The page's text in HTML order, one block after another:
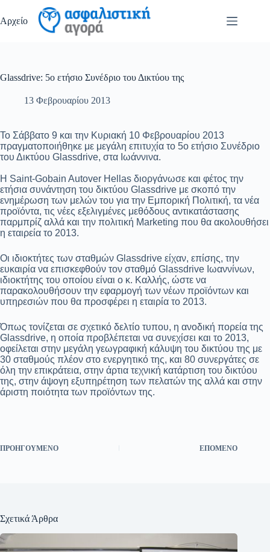
στο
περιεχόμενο
Αρχείο
Glassdrive: 5ο ετήσιο Συνέδριο του Δικτύου της
13 Φεβρουαρίου 2013
Το Σάββατο 9 και την Κυριακή 10 Φεβρουαρίου 2013
πραγματοποιήθηκε με μεγάλη επιτυχία το 5ο ετήσιο Συνέδριο
του Δικτύου Glassdrive, στα Ιωάννινα.
Η Saint-Gobain Autover Hellas διοργάνωσε και φέτος την
ετήσια συνάντηση του δικτύου Glassdrive με σκοπό την
ενημέρωση των μελών του για την Εμπορική Πολιτική, τα νέα
προϊόντα, τις νέες εξελιγμένες μεθόδους αντικατάστασης
παρμπρίζ αλλά και την πολιτική Marketing που θα ακολουθήσει
η εταιρεία το 2013.
Οι ιδιοκτήτες των σταθμών Glassdrive είχαν, επίσης, την
ευκαιρία να επισκεφθούν τον σταθμό Glassdrive Ιωαννίνων,
ιδιοκτήτης του οποίου είναι ο κ. Καλλής, ώστε να
παρακολουθήσουν την εφαρμογή των νέων προϊόντων και
υπηρεσιών που θα προσφέρει η εταιρία το 2013.
Όπως τονίζεται σε σχετικό δελτίο τυπου, η ανοδική πορεία της
Glassdrive, η οποία προβλέπεται να συνεχίσει και το 2013,
οφείλεται στην μεγάλη γεωγραφική κάλυψη του δικτύου της με
30 σταθμούς πλέον στο ενεργητικό της, και 80 συνεργάτες σε
όλη την επικράτεια, στην άρτια τεχνική κατάρτιση του δικτύου
της, στην άψογη εξυπηρέτηση των πελατών της αλλά και στην
άριστη ποιότητα των προϊόντων της.
ΠΡΟΗΓΟΎΜΕΝΟ ΕΠΌΜΕΝΟ
Σχετικά Άρθρα